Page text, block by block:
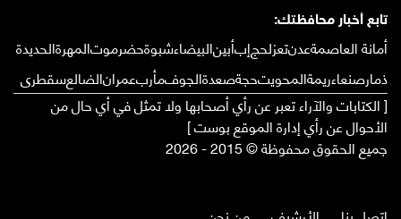
تابع أخبار محافظتك:
أمانة العاصمةعدنتعزلحجإبأبينالبيضاءشبوةحضرموتالمهرةالحديدة
ذمارصنعاءريمةالمحويتحجةصعدةالجوفمأربعمرانالضالعسقطرى
[ الكتابات والآراء تعبر عن رأي أصحابها ولا تمثل في أي حال من
الأحوال عن رأي إدارة الموقع بوست ]
جميع الحقوق محفوظة © 2015 - 2026